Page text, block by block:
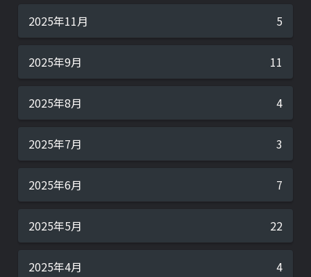
2025年11月 5
2025年9月 11
2025年8月 4
2025年7月 3
2025年6月 7
2025年5月 22
2025年4月 4